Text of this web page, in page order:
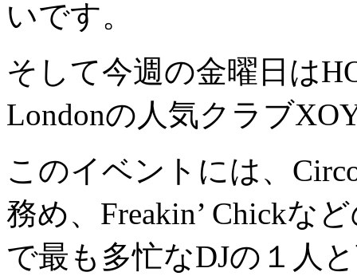
いです。
そして今週の金曜日は
Londonの人気クラブ
このイベントには、
務め、Freakin’ Chickな
で最も多忙なDJの１人